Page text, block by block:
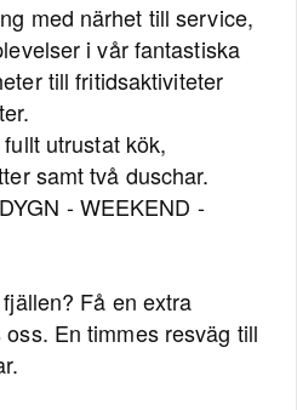
med närhet till service,
i vår fantastiska
till fritidsaktiviteter
utrustat kök,
samt två duschar.
- WEEKEND -
Få en extra
En timmes resväg till